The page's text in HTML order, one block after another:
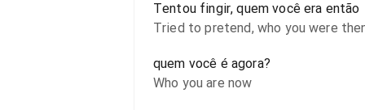
Tentou fingir, quem você era então
Tried to pretend, who you were
quem você é agora?
Who you are now